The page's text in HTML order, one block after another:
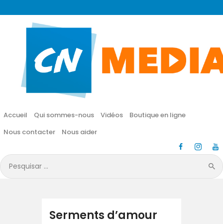
Accueil Qui sommes-nous Vidéos
Boutique en ligne
Nous contacter
Nous aider
Pesquisar
por:
CN MÉDIA
Une vie nouvelle en JESUS !
Accueil
Vidéos
Boutique en ligne
Nous aider
Serments d’amour